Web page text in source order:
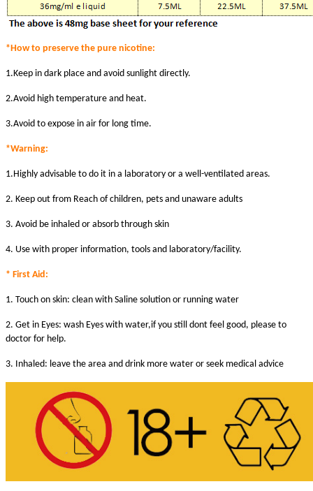
*How to preserve the pure nicotine:
1.Keep in dark place and avoid sunlight directly.
2.Avoid high temperature and heat.
3.Avoid to expose in air for long time.
*Warning:
1.Highly advisable to do it in a laboratory or a well-ventilated areas.
2. Keep out from Reach of children, pets and unaware adults
3. Avoid be inhaled or absorb through skin
4. Use with proper information, tools and laboratory/facility.
* First Aid:
1. Touch on skin: clean with Saline solution or running water
2. Get in Eyes: wash Eyes with water,if you still dont feel good, please to
doctor for help.
3. Inhaled: leave the area and drink more water or seek medical advice